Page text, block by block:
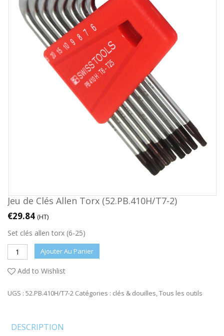
Jeu de Clés Allen Torx (52.PB.410H/T7-2)
€29.84 (HT)
Set clés allen torx (6-25)
Ajouter Au Panier
Add to Wishlist
UGS : 52.PB.410H/T7-2 Catégories : clés & douilles,Tous les outils
DESCRIPTION